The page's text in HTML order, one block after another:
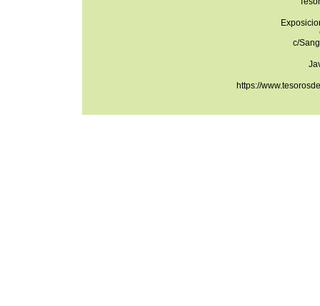
c/
https://